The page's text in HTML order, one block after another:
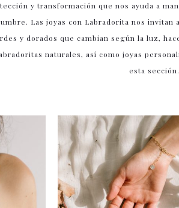
y transformación que nos ayuda a
Las joyas con Labradorita nos
y dorados que cambian según la luz,
naturales, así como joyas
esta sección.